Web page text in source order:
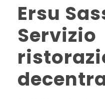
Ersu
Servizio